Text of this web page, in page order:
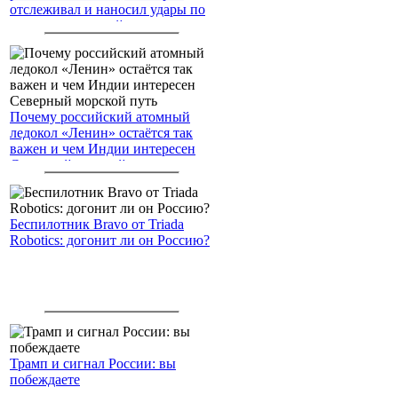
отслеживал и наносил удары по
американским войскам
Почему российский атомный
ледокол «Ленин» остаётся так
важен и чем Индии интересен
Северный морской путь
Беспилотник Bravo от Triada
Robotics: догонит ли он Россию?
Трамп и сигнал России: вы
побеждаете